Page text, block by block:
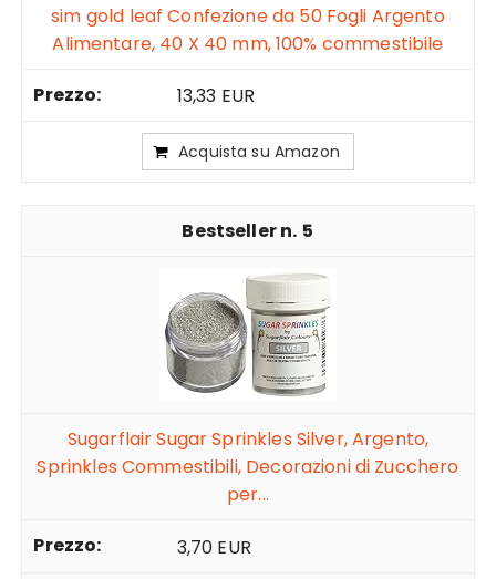
sim gold leaf Confezione da 50 Fogli Argento
Alimentare, 40 X 40 mm, 100% commestibile
13,33 EUR
Acquista su Amazon
5
Sugarflair Sugar Sprinkles Silver, Argento,
Sprinkles Commestibili, Decorazioni di Zucchero
per...
3,70 EUR